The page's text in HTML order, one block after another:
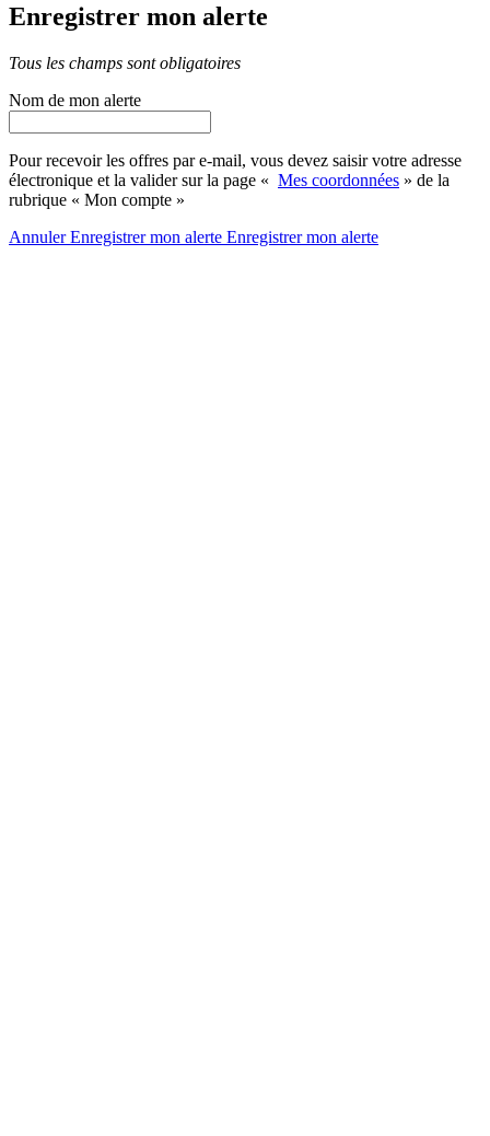
Enregistrer mon alerte
Tous les champs sont obligatoires
Nom de mon alerte
Pour recevoir les offres par e-mail, vous devez saisir votre adresse
électronique et la valider sur la page « Mes coordonnées » de la
rubrique « Mon compte »
AnnulerEnregistrer mon alerte Enregistrermon alerte